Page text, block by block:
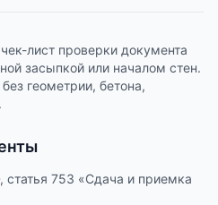
лист проверки документа
засыпкой или началом стен.
геометрии, бетона,
753 «Сдача и приемка